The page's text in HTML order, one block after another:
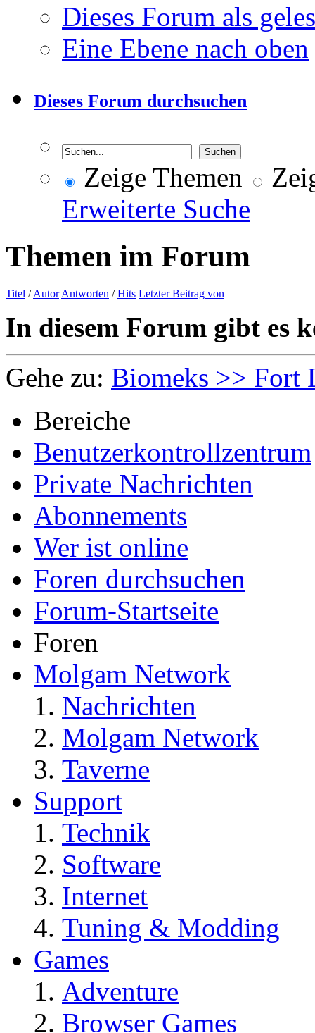
Dieses Forum als
Eine Ebene nach oben
Dieses Forum durchsuchen
Zeige Themen
Erweiterte Suche
Themen im Forum
Titel /Autor Antworten /Hits Letzter Beitrag von
In diesem Forum gibt es
Gehe zu: Biomeks >> Fort
Bereiche
Benutzerkontrollzentrum
Private Nachrichten
Abonnements
Wer ist online
Foren durchsuchen
Forum-Startseite
Foren
Molgam Network
Nachrichten
Molgam Network
Taverne
Support
Technik
Software
Internet
Tuning & Modding
Games
Adventure
Browser Games